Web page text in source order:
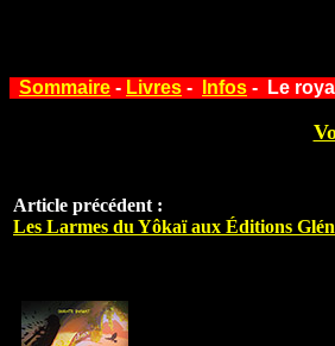
Sommaire - Livres - Infos - Le
Article précédent :
Les Larmes du Yôkaï aux Éditions